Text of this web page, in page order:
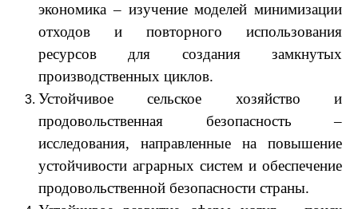
экономика – изучение моделей минимизации
отходов и повторного использования
ресурсов для создания замкнутых
производственных циклов.
Устойчивое сельское хозяйство и
продовольственная безопасность –
исследования, направленные на повышение
устойчивости аграрных систем и обеспечение
продовольственной безопасности страны.